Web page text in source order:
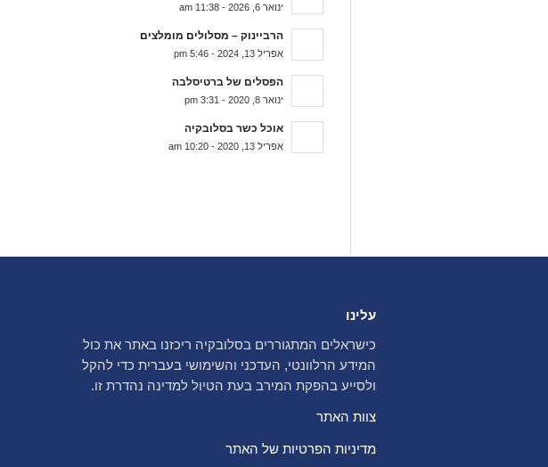
ינואר 6, 2026 - 11:38 am
הרביינוק – מסלולים מומלצים
אפריל 13, 2024 - 5:46 pm
הפסלים של ברטיסלבה
ינואר 8, 2020 - 3:31 pm
אוכל כשר בסלובקיה
אפריל 13, 2020 - 10:20 am
עלינו
כישראלים המתגוררים בסלובקיה ריכזנו באתר את כול
המידע הרלוונטי, העדכני והשימושי בעברית כדי להקל
ולסייע בהפקת המירב בעת הטיול למדינה נהדרת זו.
צוות האתר
מדיניות הפרטיות של האתר